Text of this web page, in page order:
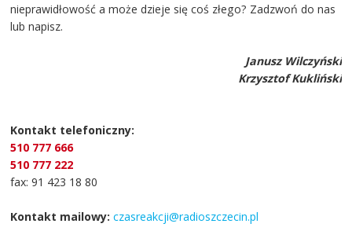
nieprawidłowość a może dzieje się coś złego? Zadzwoń do nas
lub napisz.
Janusz Wilczyński
Krzysztof Kukliński
Kontakt telefoniczny:
510 777 666
510 777 222
fax: 91 423 18 80
Kontakt mailowy: czasreakcji@radioszczecin.pl